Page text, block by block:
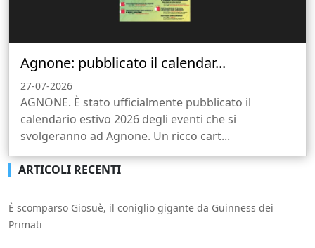
Agnone: pubblicato il calendar...
27-07-2026
AGNONE. È stato ufficialmente pubblicato il
calendario estivo 2026 degli eventi che si
svolgeranno ad Agnone. Un ricco cart...
ARTICOLI RECENTI
È scomparso Giosuè, il coniglio gigante da Guinness dei
Primati